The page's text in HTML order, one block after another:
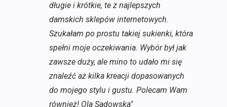
długie i krótkie, te z najlepszych
damskich sklepów internetowych.
Szukałam po prostu takiej sukienki, która
spełni moje oczekiwania. Wybór był jak
zawsze duży, ale mino to udało mi się
znaleźć aż kilka kreacji dopasowanych
do mojego stylu i gustu. Polecam Wam
również! Ola Sadowska"